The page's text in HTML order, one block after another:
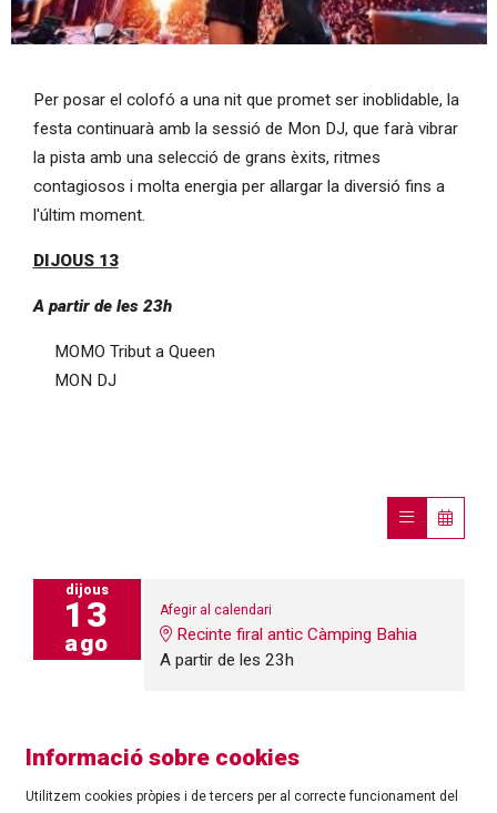
Per posar el colofó a una nit que promet ser inoblidable, la
festa continuarà amb la sessió de Mon DJ, que farà vibrar
la pista amb una selecció de grans èxits, ritmes
contagiosos i molta energia per allargar la diversió fins a
l'últim moment.
DIJOUS 13
A partir de les 23h
MOMO Tribut a Queen
MON DJ
dijous
13
ago
Afegir al calendari
Recinte firal antic Càmping Bahia
A partir de les 23h
Informació sobre cookies
Utilitzem cookies pròpies i de tercers per al correcte funcionament del